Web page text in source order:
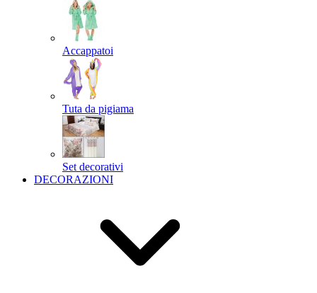
Accappatoi
Tuta da pigiama
Set decorativi
DECORAZIONI